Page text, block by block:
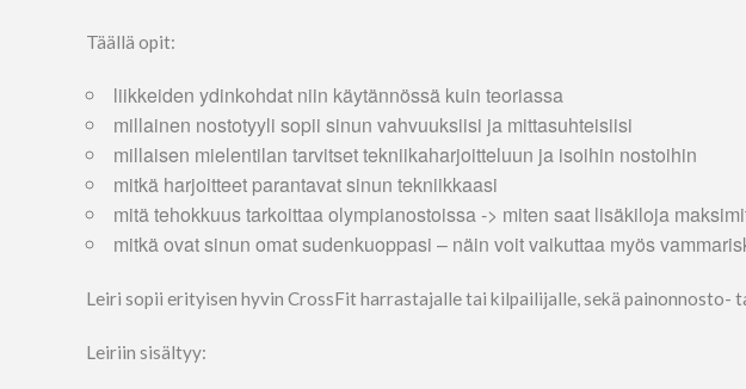
Täällä opit:
liikkeiden ydinkohdat niin käytännössä kuin teoriassa
millainen nostotyyli sopii sinun vahvuuksiisi ja mittasuhteisiisi
millaisen mielentilan tarvitset tekniikaharjoitteluun ja isoihin nostoihin
mitkä harjoitteet parantavat sinun tekniikkaasi
mitä tehokkuus tarkoittaa olympianostoissa -> miten saat lisäkiloja
mitkä ovat sinun omat sudenkuoppasi – näin voit vaikuttaa myös
Leiri sopii erityisen hyvin CrossFit harrastajalle tai kilpailijalle, sekä
Leiriin sisältyy: